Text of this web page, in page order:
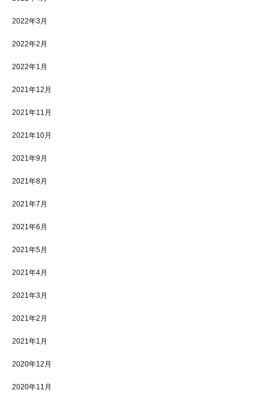
2022年3月
2022年2月
2022年1月
2021年12月
2021年11月
2021年10月
2021年9月
2021年8月
2021年7月
2021年6月
2021年5月
2021年4月
2021年3月
2021年2月
2021年1月
2020年12月
2020年11月